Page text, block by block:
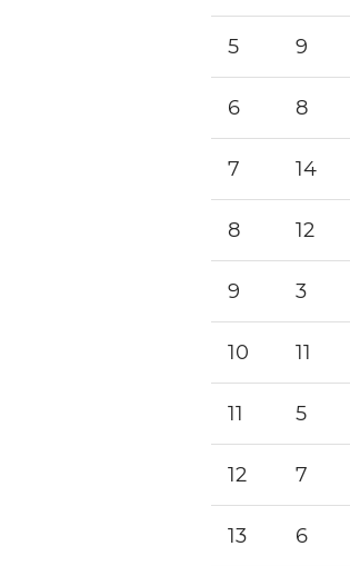
5 9
6 8
7 14
8 12
9 3
10 11
11 5
12 7
13 6